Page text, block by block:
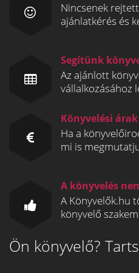
Nincsenek
ajánlatkérés és
Segítünk
Az ajánlott
vállalkozásához
Könyvelési árak
Ha a
mi is
A könyvelés
A Könyvelők.hu
könyvelő
Ön könyvelő?